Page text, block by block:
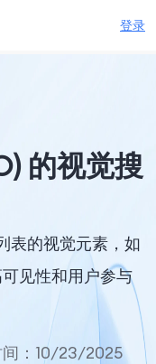
登录
的视觉搜
表的视觉元素，如
见性和用户参与
间：10/23/2025